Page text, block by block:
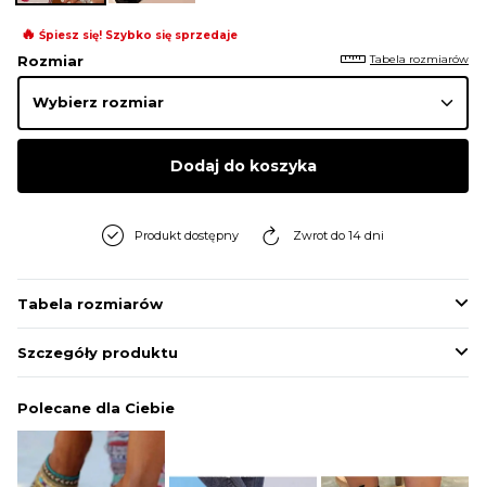
🔥 Śpiesz się! Szybko się sprzedaje
Rozmiar Tabela rozmiarów
Dodaj do koszyka
Produkt dostępny Zwrot do 14 dni
Tabela rozmiarów
Szczegóły produktu
Polecane dla Ciebie